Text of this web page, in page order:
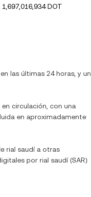
1,697,016,934 DOT
en las últimas 24 horas, y un
en circulación, con una
en aproximadamente
rial saudía otras
por rial saudí(SAR)